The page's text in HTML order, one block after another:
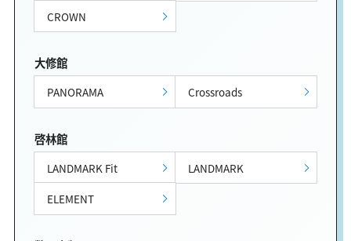
CROWN
大修館
PANORAMA Crossroads
啓林館
LANDMARK Fit
LANDMARK
ELEMENT